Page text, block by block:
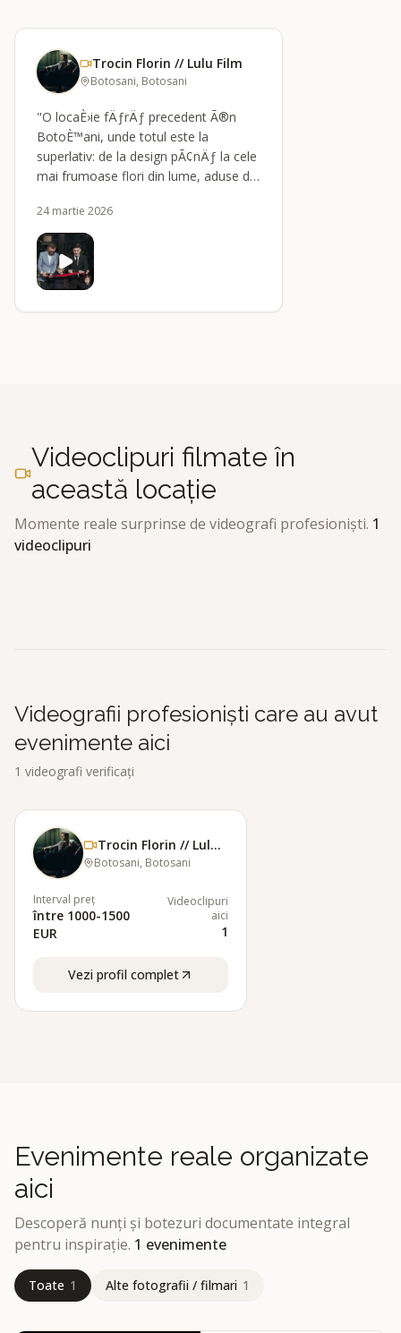
Trocin Florin // Lulu Film
Botosani, Botosani
"O locaÈ›ie fÄƒrÄƒ precedent Ã®n
BotoÈ™ani, unde totul este la
superlativ: de la design pÃ¢nÄƒ la cele
mai frumoase flori din lume, aduse din
RomÃ¢nia. O florÄƒrie cu adevÄƒrat
unicÄƒ Ã®n RomÃ¢nia."
24 martie 2026
Videoclipuri filmate în
această locație
Momente reale surprinse de videografi profesioniști. 1
videoclipuri
Videografii profesioniști care au avut
evenimente aici
1 videografi verificați
Trocin Florin // Lulu Film
Botosani, Botosani
Interval preț
între 1000-1500
EUR
Videoclipuri
aici
1
Vezi profil complet
Evenimente reale organizate
aici
Descoperă nunți și botezuri documentate integral
pentru inspirație. 1 evenimente
Toate 1 Alte fotografii / filmari 1